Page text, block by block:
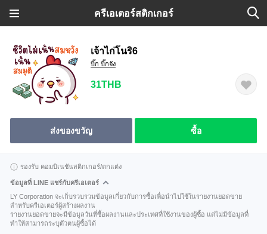
ครีเอเตอร์สติกเกอร์
เจ้าไก่โนริ6
บิ๊ก บิ๊กจัง
31THB
ส่งของขวัญ ซื้อ
รองรับ คอมบิเนชันสติกเกอร์/ตกแต่ง
ข้อมูลที่ LINE แชร์กับครีเอเตอร์
LY Corporation จะเก็บรวบรวมข้อมูลเกี่ยวกับการซื้อเพื่อนำไปใช้ในรายงานยอดขาย
สำหรับครีเอเตอร์ผู้สร้างผลงาน
รายงานยอดขายจะมีข้อมูลวันที่ซื้อผลงานและประเทศที่ใช้งานของผู้ซื้อ แต่ไม่มีข้อมูลที่
ทำให้สามารถระบุตัวตนผู้ซื้อได้